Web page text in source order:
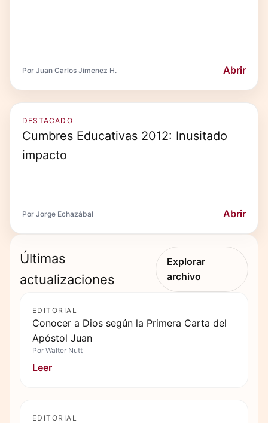
Por Juan Carlos Jimenez H. Abrir
DESTACADO
Cumbres Educativas 2012: Inusitado
impacto
Por Jorge Echazábal Abrir
Últimas
actualizaciones
Explorar
archivo
EDITORIAL
Conocer a Dios según la Primera Carta del
Apóstol Juan
Por Walter Nutt
Leer
EDITORIAL